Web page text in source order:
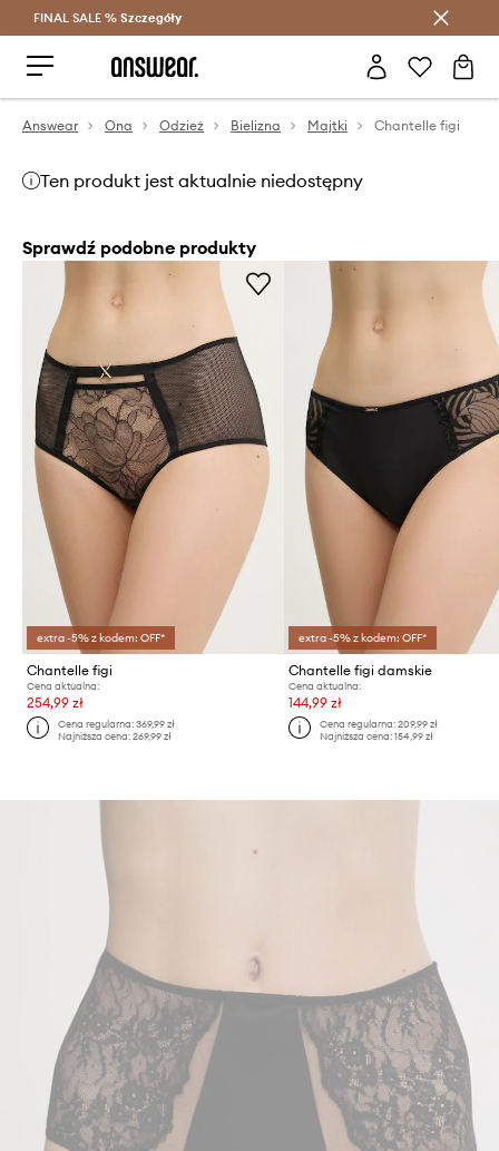
Oszczędzaj z Answear Club >
FINAL SALE % Szczegóły
Answear Ona Odzież Bielizna Majtki Chantelle figi
Ten produkt jest aktualnie niedostępny
Sprawdź podobne produkty
extra -5% z kodem: OFF*
Chantelle figi
Cena aktualna:
254,99 zł
Cena regularna:369,99 zł
Najniższa cena:269,99 zł
extra -5% z kodem: OFF*
Chantelle figi damskie
Cena aktualna:
144,99 zł
Cena regularna: 209,99 zł
Najniższa cena: 154,99 zł